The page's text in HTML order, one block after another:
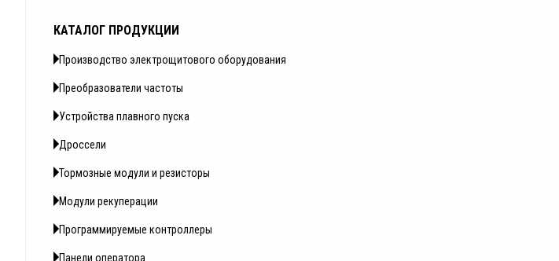
КАТАЛОГ ПРОДУКЦИИ
Производство электрощитового оборудования
Преобразователи частоты
Устройства плавного пуска
Дроссели
Тормозные модули и резисторы
Модули рекуперации
Программируемые контроллеры
Панели оператора